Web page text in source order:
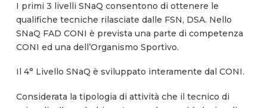
I primi 3 livelli SNaQ consentono di ottenere le
qualifiche tecniche rilasciate dalle FSN, DSA. Nello
SNaQ FAD CONI è prevista una parte di competenza
CONI ed una dell’Organismo Sportivo.
Il 4° Livello SNaQ è sviluppato interamente dal CONI.
Considerata la tipologia di attività che il tecnico di